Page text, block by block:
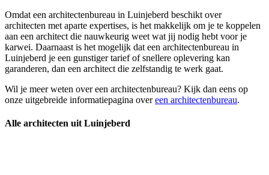
Omdat een architectenbureau in Luinjeberd beschikt over
architecten met aparte expertises, is het makkelijk om je te koppelen
aan een architect die nauwkeurig weet wat jij nodig hebt voor je
karwei. Daarnaast is het mogelijk dat een architectenbureau in
Luinjeberd je een gunstiger tarief of snellere oplevering kan
garanderen, dan een architect die zelfstandig te werk gaat.
Wil je meer weten over een architectenbureau? Kijk dan eens op
onze uitgebreide informatiepagina overeen architectenbureau.
Alle architecten uit Luinjeberd